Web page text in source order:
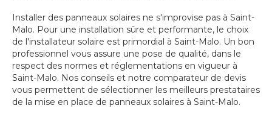
Installer des panneaux solaires ne s'improvise pas à Saint-
Malo. Pour une installation sûre et performante, le choix
de l'installateur solaire est primordial à Saint-Malo. Un bon
professionnel vous assure une pose de qualité, dans le
respect des normes et réglementations en vigueur à
Saint-Malo. Nos conseils et notre comparateur de devis
vous permettent de sélectionner les meilleurs prestataires
de la mise en place de panneaux solaires à Saint-Malo.